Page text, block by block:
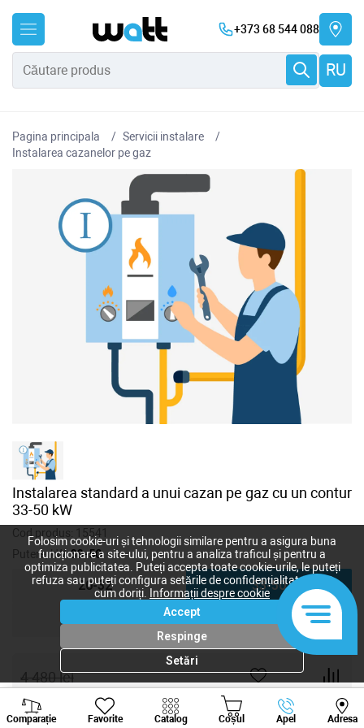
+373 68 544 088
RU
Pagina principala
Servicii instalare
Instalarea cazanelor pe gaz
Instalarea standard a unui cazan pe gaz cu un contur
33-50 kW
Cod produs: 15541
Putere, kW:33-50
20-32 33-50
4 480lei
4 000
Comparație Favorite Catalog Coșul Apel Adresa
Viber Whatsapp
Folosim cookie-uri și tehnologii similare pentru a asigura buna
funcționare a site-ului, pentru a analiza traficul și pentru a
optimiza publicitatea. Puteți accepta toate cookie-urile, le puteți
refuza sau puteți configura setările de confidențialitate după
cum doriți.
Informații despre cookie
Accept
Respinge
Setări